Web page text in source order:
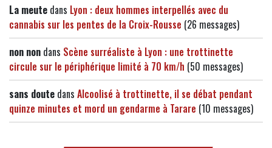
La meute dans Lyon : deux hommes interpellés avec du
cannabis sur les pentes de la Croix-Rousse (26 messages)
non non dans Scène surréaliste à Lyon : une trottinette
circule sur le périphérique limité à 70 km/h (50 messages)
sans doute dans Alcoolisé à trottinette, il se débat pendant
quinze minutes et mord un gendarme à Tarare (10 messages)